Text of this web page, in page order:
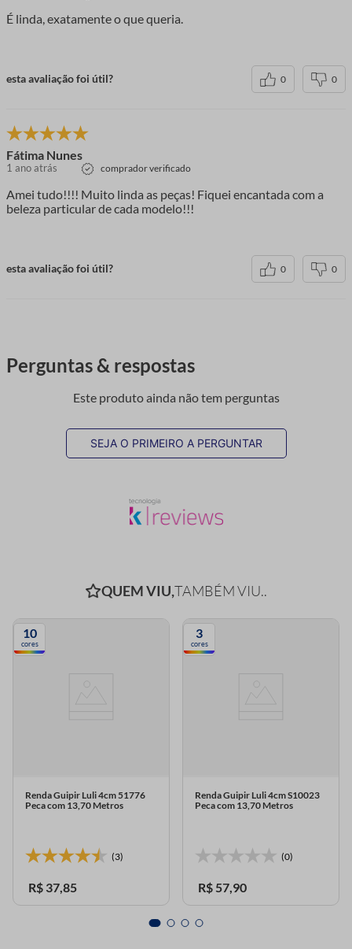
É linda, exatamente o que queria.
esta avaliação foi útil? 0 0
Fátima Nunes
1 ano atrás comprador verificado
Amei tudo!!!! Muito linda as peças! Fiquei encantada com a
beleza particular de cada modelo!!!
esta avaliação foi útil? 0 0
Perguntas & respostas
Este produto ainda não tem perguntas
SEJA O PRIMEIRO A PERGUNTAR
QUEM VIU,TAMBÉM VIU..
10
cores
Renda Guipir Luli 4cm 51776
Peca com 13,70 Metros
(3)
R$ 37,85
3
cores
Renda Guipir Luli 4cm S10023
Peca com 13,70 Metros
(0)
R$ 57,90